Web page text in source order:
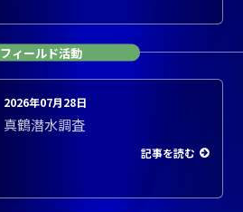
フィールド活動
2026年07月28日
真鶴潜水調査
記事を読む